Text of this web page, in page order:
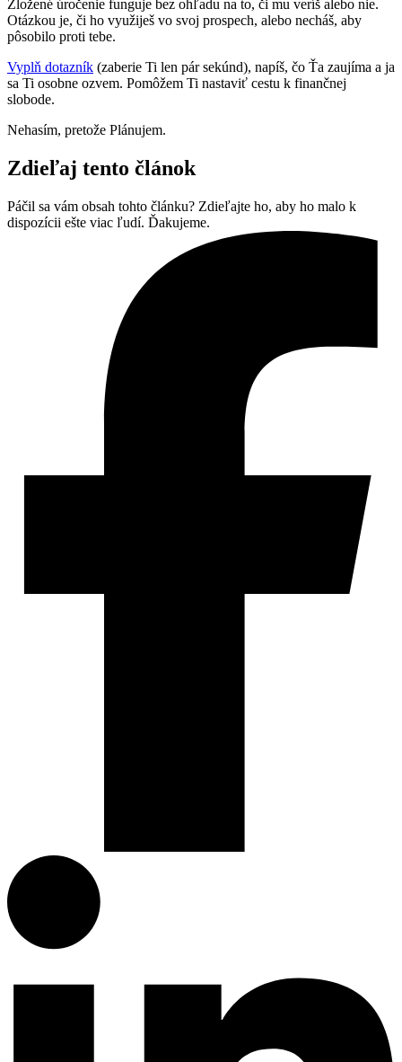
Zložené úročenie funguje bez ohľadu na to, či mu veríš alebo nie.
Otázkou je, či ho využiješ vo svoj prospech, alebo necháš, aby
pôsobilo proti tebe.
Vyplň dotazník (zaberie Ti len pár sekúnd), napíš, čo Ťa zaujíma a ja
sa Ti osobne ozvem. Pomôžem Ti nastaviť cestu k finančnej
slobode.
Nehasím, pretože Plánujem.
Zdieľaj tento článok
Páčil sa vám obsah tohto článku? Zdieľajte ho, aby ho malo k
dispozícii ešte viac ľudí. Ďakujeme.